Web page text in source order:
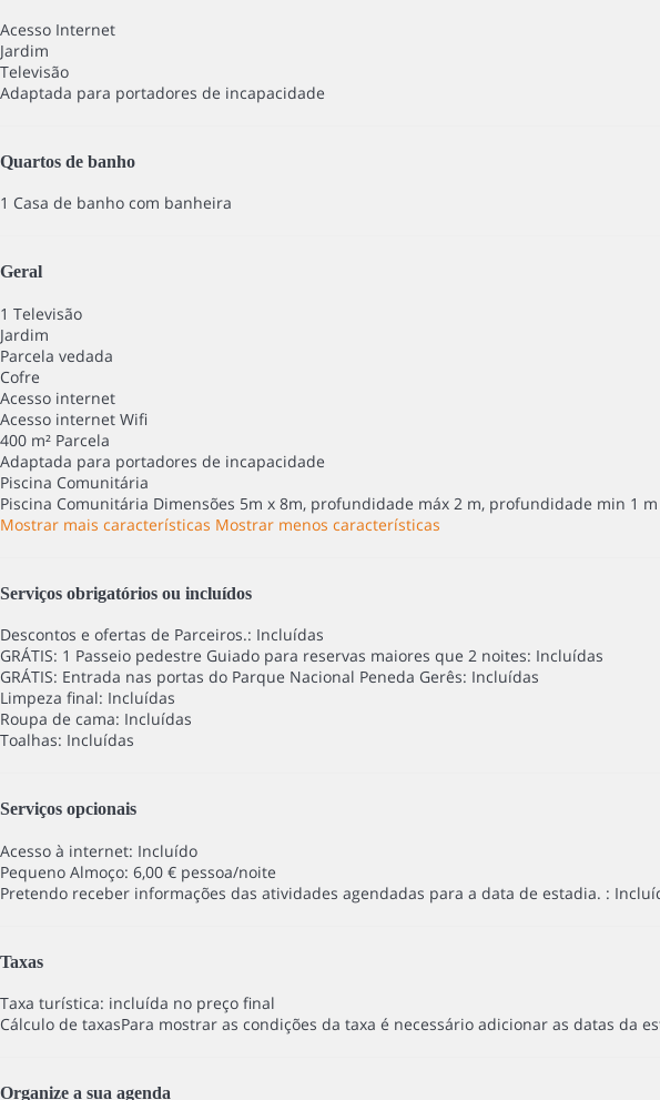
Acesso Internet
Jardim
Televisão
Adaptada para portadores de incapacidade
Quartos de banho
1 Casa de banho com banheira
Geral
1 Televisão
Jardim
Parcela vedada
Cofre
Acesso internet
Acesso internet Wifi
400 m² Parcela
Adaptada para portadores de incapacidade
Piscina Comunitária
Piscina Comunitária Dimensões 5m x 8m, profundidade máx 2 m, profundidade min 1 m
Mostrar mais características Mostrar menos características
Serviços obrigatórios ou incluídos
Descontos e ofertas de Parceiros.: Incluídas
GRÁTIS: 1 Passeio pedestre Guiado para reservas maiores que 2 noites: Incluídas
GRÁTIS: Entrada nas portas do Parque Nacional Peneda Gerês: Incluídas
Limpeza final: Incluídas
Roupa de cama: Incluídas
Toalhas: Incluídas
Serviços opcionais
Acesso à internet: Incluído
Pequeno Almoço: 6,00 € pessoa/noite
Pretendo receber informações das atividades agendadas para a data de estadia. :
Taxas
Taxa turística: incluída no preço final
Cálculo de taxasPara mostrar as condições da taxa é necessário adicionar as datas da
Organize a sua agenda